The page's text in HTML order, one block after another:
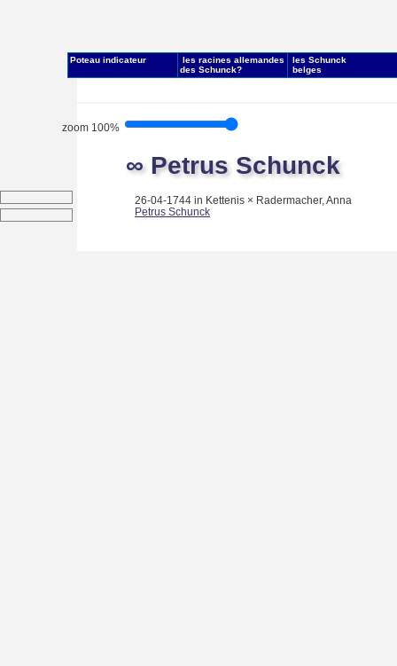
∞ Petrus Schunck
26-04-1744 in Kettenis × Radermacher, Anna
Petrus Schunck
zoom 100%
Poteau indicateur
les racines allemandes
des Schunck?
les Schunck
belges